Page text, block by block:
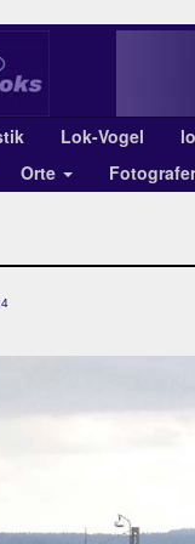
Lok-Vogel
Orte